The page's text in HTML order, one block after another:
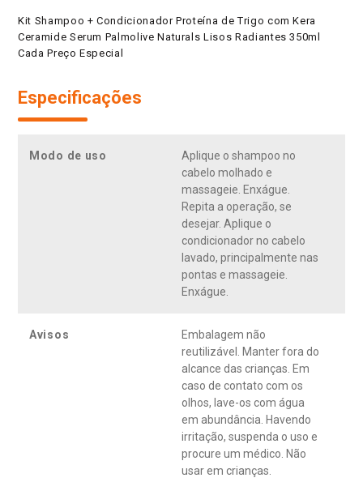
Kit Shampoo + Condicionador Proteína de Trigo com Kera
Ceramide Serum Palmolive Naturals Lisos Radiantes 350ml
Cada Preço Especial
Especificações
Modo de uso
Aplique o shampoo no
cabelo molhado e
massageie. Enxágue.
Repita a operação, se
desejar. Aplique o
condicionador no cabelo
lavado, principalmente nas
pontas e massageie.
Enxágue.
Avisos
Embalagem não
reutilizável. Manter fora do
alcance das crianças. Em
caso de contato com os
olhos, lave-os com água
em abundância. Havendo
irritação, suspenda o uso e
procure um médico. Não
usar em crianças.